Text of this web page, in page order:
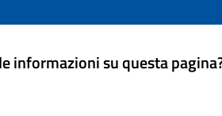
informazioni su questa